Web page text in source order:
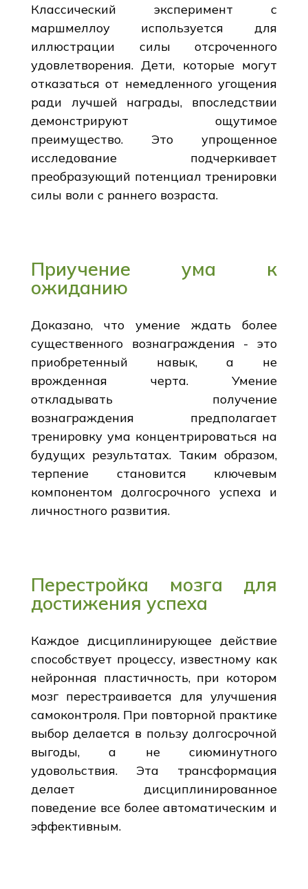
Классический эксперимент с
маршмеллоу используется для
иллюстрации силы отсроченного
удовлетворения. Дети, которые могут
отказаться от немедленного угощения
ради лучшей награды, впоследствии
демонстрируют ощутимое
преимущество. Это упрощенное
исследование подчеркивает
преобразующий потенциал тренировки
силы воли с раннего возраста.
Приучение ума к
ожиданию
Доказано, что умение ждать более
существенного вознаграждения - это
приобретенный навык, а не
врожденная черта. Умение
откладывать получение
вознаграждения предполагает
тренировку ума концентрироваться на
будущих результатах. Таким образом,
терпение становится ключевым
компонентом долгосрочного успеха и
личностного развития.
Перестройка мозга для
достижения успеха
Каждое дисциплинирующее действие
способствует процессу, известному как
нейронная пластичность, при котором
мозг перестраивается для улучшения
самоконтроля. При повторной практике
выбор делается в пользу долгосрочной
выгоды, а не сиюминутного
удовольствия. Эта трансформация
делает дисциплинированное
поведение все более автоматическим и
эффективным.